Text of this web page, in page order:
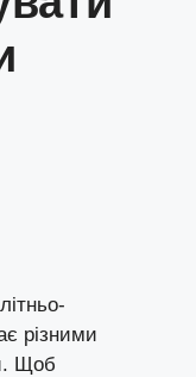
різними
Щоб